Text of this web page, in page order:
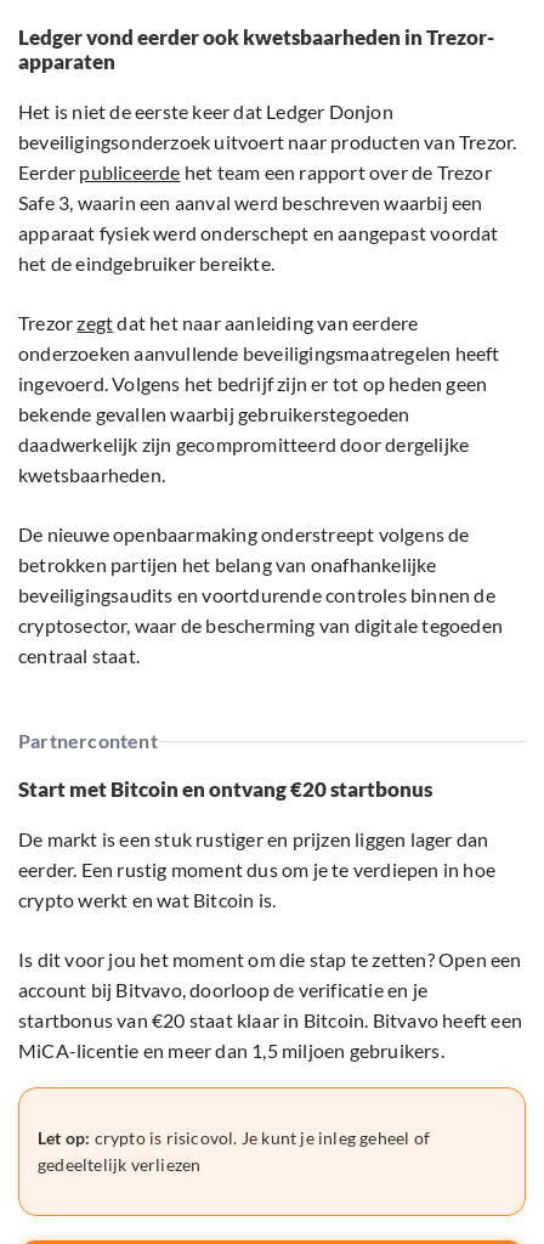
Ledger vond eerder ook kwetsbaarheden in Trezor-
apparaten
Het is niet de eerste keer dat Ledger Donjon
beveiligingsonderzoek uitvoert naar producten van Trezor.
Eerder publiceerde het team een rapport over de Trezor
Safe 3, waarin een aanval werd beschreven waarbij een
apparaat fysiek werd onderschept en aangepast voordat
het de eindgebruiker bereikte.
Trezorzegtdat het naar aanleiding van eerdere
onderzoeken aanvullende beveiligingsmaatregelen heeft
ingevoerd. Volgens het bedrijf zijn er tot op heden geen
bekende gevallen waarbij gebruikerstegoeden
daadwerkelijk zijn gecompromitteerd door dergelijke
kwetsbaarheden.
De nieuwe openbaarmaking onderstreept volgens de
betrokken partijen het belang van onafhankelijke
beveiligingsaudits en voortdurende controles binnen de
cryptosector, waar de bescherming van digitale tegoeden
centraal staat.
Partnercontent
Start met Bitcoin en ontvang €20 startbonus
De markt is een stuk rustiger en prijzen liggen lager dan
eerder. Een rustig moment dus om je te verdiepen in hoe
crypto werkt en wat Bitcoin is.
Is dit voor jou het moment om die stap te zetten? Open een
account bij Bitvavo, doorloop de verificatie en je
startbonus van €20 staat klaar in Bitcoin. Bitvavo heeft een
MiCA-licentie en meer dan 1,5 miljoen gebruikers.
Let op: crypto is risicovol. Je kunt je inleg geheel of
gedeeltelijk verliezen